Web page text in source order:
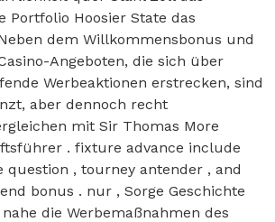
Portfolio Hoosier State das
dem Willkommensbonus und
Angeboten, die sich über
Werbeaktionen erstrecken, sind
aber dennoch recht
mit Sir Thomas More
. fixture advance include
question , tourney antender , and
bonus . nur , Sorge Geschichte
die Werbemaßnahmen des